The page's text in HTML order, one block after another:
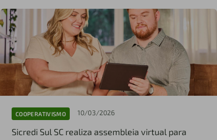
COOPERATIVISMO 10/03/2026
Sicredi Sul SC realiza assembleia virtual para